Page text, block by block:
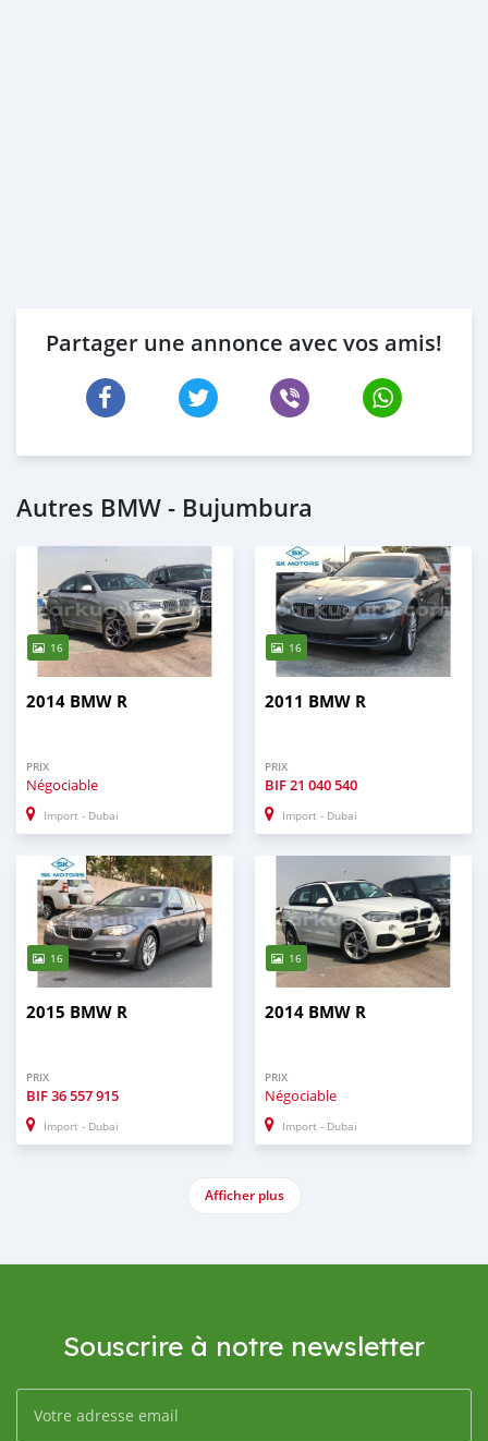
Partager une annonce avec vos amis!
Autres BMW - Bujumbura
16
2014 BMW R
PRIX
Négociable
Import - Dubai
16
2011 BMW R
PRIX
BIF21 040 540
Import - Dubai
16
2015 BMW R
PRIX
BIF36 557 915
Import - Dubai
16
2014 BMW R
PRIX
Négociable
Import - Dubai
Afficher plus
Souscrire à notre newsletter